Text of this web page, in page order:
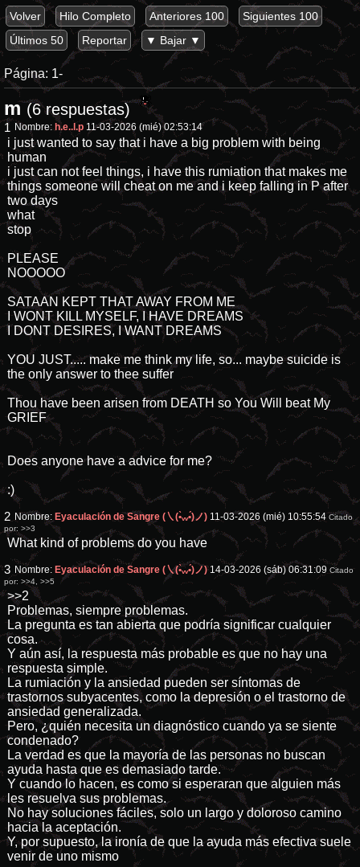
Volver Hilo Completo Anteriores 100
Siguientes 100
Últimos 50
Reportar ▼ Bajar ▼
Página: 1-
m(6 respuestas)
1 Nombre: h.e..l.p 11-03-2026 (mié) 02:53:14
i just wanted to say that i have a big problem with being
human
i just can not feel things, i have this rumiation that makes me
things someone will cheat on me and i keep falling in P after
two days
what
stop
PLEASE
NOOOOO
SATAAN KEPT THAT AWAY FROM ME
I WONT KILL MYSELF, I HAVE DREAMS
I DONT DESIRES, I WANT DREAMS
YOU JUST..... make me think my life, so... maybe suicide is
the only answer to thee suffer
Thou have been arisen from DEATH so You Will beat My
GRIEF
Does anyone have a advice for me?
:)
2 Nombre: Eyaculación de Sangre (㇏(•̀ᵥᵥ•́)ノ) 11-03-2026 (mié) 10:55:54 Citado
por: >>3
What kind of problems do you have
3 Nombre: Eyaculación de Sangre (㇏(•̀ᵥᵥ•́)ノ) 14-03-2026 (sáb) 06:31:09 Citado
por: >>4, >>5
>>2
Problemas, siempre problemas.
La pregunta es tan abierta que podría significar cualquier
cosa.
Y aún así, la respuesta más probable es que no hay una
respuesta simple.
La rumiación y la ansiedad pueden ser síntomas de
trastornos subyacentes, como la depresión o el trastorno de
ansiedad generalizada.
Pero, ¿quién necesita un diagnóstico cuando ya se siente
condenado?
La verdad es que la mayoría de las personas no buscan
ayuda hasta que es demasiado tarde.
Y cuando lo hacen, es como si esperaran que alguien más
les resuelva sus problemas.
No hay soluciones fáciles, solo un largo y doloroso camino
hacia la aceptación.
Y, por supuesto, la ironía de que la ayuda más efectiva suele
venir de uno mismo